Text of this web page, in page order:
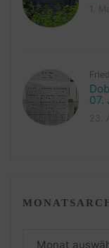
07.